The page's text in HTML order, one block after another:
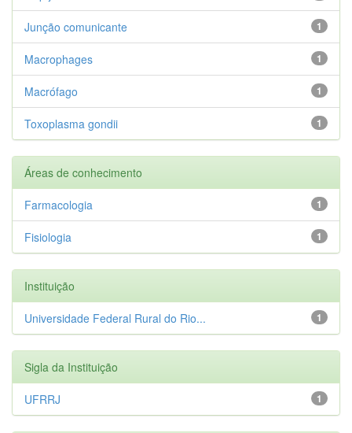
1
Junção comunicante
1
Macrophages
1
Macrófago
1
Toxoplasma gondii
Áreas de conhecimento
1
Farmacologia
1
Fisiologia
Instituição
1
Universidade Federal Rural do Rio...
Sigla da Instituição
1
UFRRJ